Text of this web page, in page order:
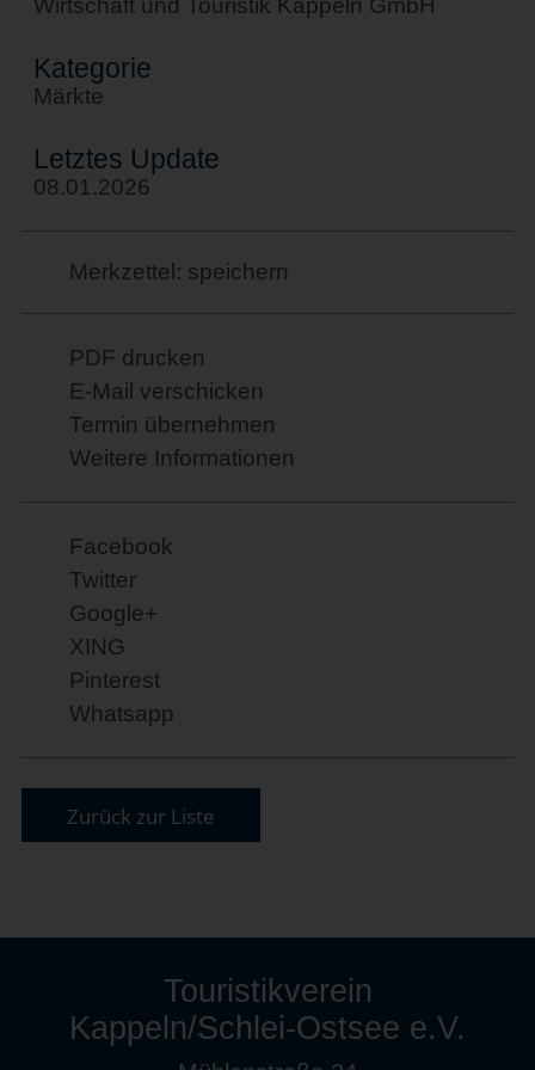
Kategorie
Märkte
Letztes Update
08.01.2026
Merkzettel: speichern
PDF drucken
E-Mail verschicken
Termin übernehmen
Weitere Informationen
Facebook
Twitter
Google+
XING
Pinterest
Whatsapp
Zurück zur Liste
Touristikverein
Kappeln/Schlei-Ostsee e.V.